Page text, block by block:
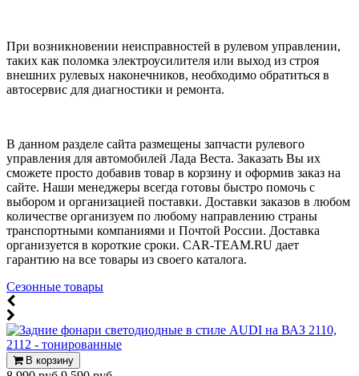
При возникновении неисправностей в рулевом управлении,
таких как поломка электроусилителя или выход из строя
внешних рулевых наконечников, необходимо обратиться в
автосервис для диагностики и ремонта.
В данном разделе сайта размещены запчасти рулевого
управления для автомобилей Лада Веста. Заказать Вы их
сможете просто добавив товар в корзину и оформив заказ на
сайте. Наши менеджеры всегда готовы быстро помочь с
выбором и организацией поставки. Доставки заказов в любом
количестве организуем по любому направлению страны
транспортными компаниями и Почтой России. Доставка
организуется в короткие сроки. CAR-TEAM.RU дает
гарантию на все товары из своего каталога.
Сезонные товары
В корзину